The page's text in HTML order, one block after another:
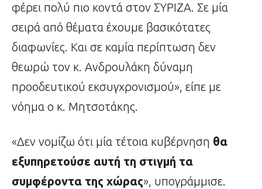
φέρει πολύ πιο κοντά στον ΣΥΡΙΖΑ. Σε μία
σειρά από θέματα έχουμε βασικότατες
διαφωνίες. Και σε καμία περίπτωση δεν
θεωρώ τον κ. Ανδρουλάκη δύναμη
προοδευτικού εκσυγχρονισμού», είπε με
νόημα ο κ. Μητσοτάκης.
«Δεν νομίζω ότι μία τέτοια κυβέρνηση θα
εξυπηρετούσε αυτή τη στιγμή τα
συμφέροντα της χώρας», υπογράμμισε.